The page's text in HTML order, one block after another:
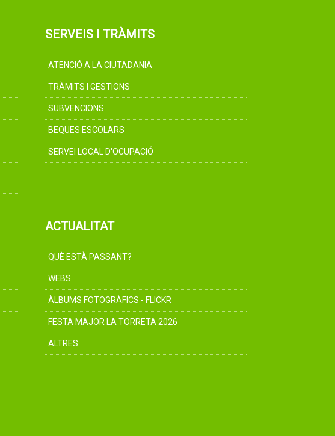
SERVEIS I TRÀMITS
ATENCIÓ A LA CIUTADANIA
TRÀMITS I GESTIONS
SUBVENCIONS
BEQUES ESCOLARS
SERVEI LOCAL D'OCUPACIÓ
ACTUALITAT
QUÈ ESTÀ PASSANT?
WEBS
ÀLBUMS FOTOGRÀFICS - FLICKR
FESTA MAJOR LA TORRETA 2026
ALTRES